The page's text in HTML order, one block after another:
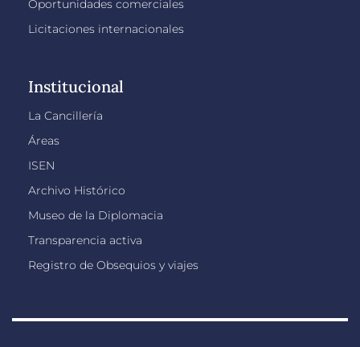
Oportunidades comerciales
Licitaciones internacionales
Institucional
La Cancillería
Áreas
ISEN
Archivo Histórico
Museo de la Diplomacia
Transparencia activa
Registro de Obsequios y viajes